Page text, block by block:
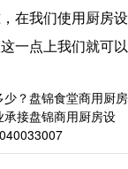
在我们使用厨房设
一点上我们就可以
？盘锦食堂商用厨房
接盘锦商用厨房设